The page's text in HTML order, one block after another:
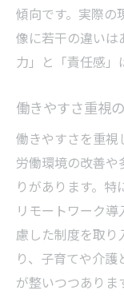
傾向です。実際の
像に若干の違いは
力」と「責任感」
働きやすさ重視
働きやすさを重視
労働環境の改善や
りがあります。
リモートワーク
慮した制度を取り
り、子育てや介
が整いつつありま